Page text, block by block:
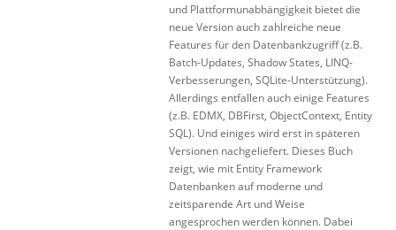
und Plattformunabhängigkeit bietet die
neue Version auch zahlreiche neue
Features für den Datenbankzugriff (z.B.
Batch-Updates, Shadow States, LINQ-
Verbesserungen, SQLite-Unterstützung).
Allerdings entfallen auch einige Features
(z.B. EDMX, DBFirst, ObjectContext, Entity
SQL). Und einiges wird erst in späteren
Versionen nachgeliefert. Dieses Buch
zeigt, wie mit Entity Framework
Datenbanken auf moderne und
zeitsparende Art und Weise
angesprochen werden können. Dabei